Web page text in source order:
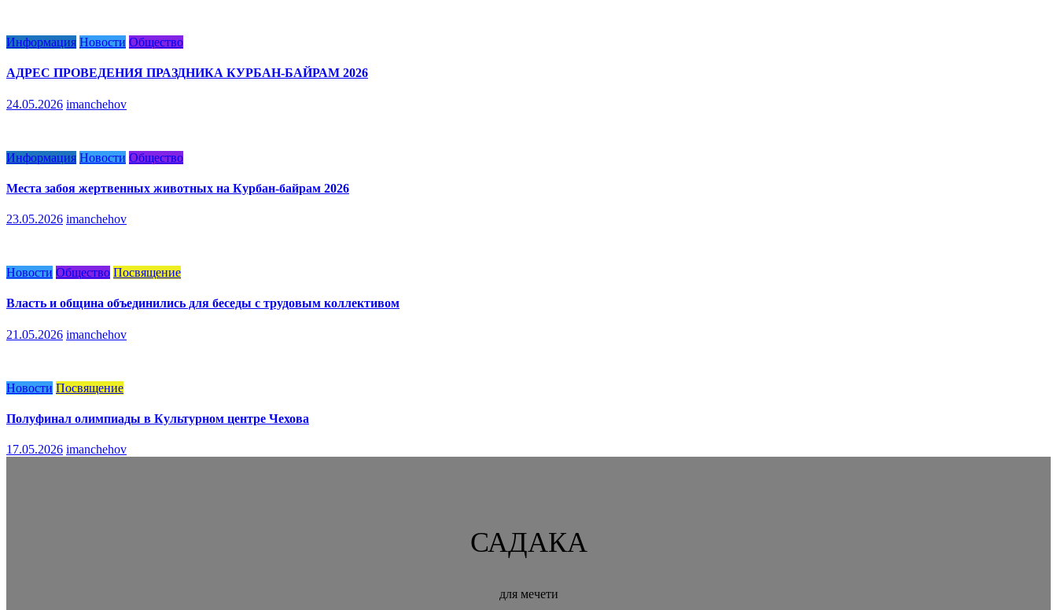
Информация Новости Общество
АДРЕС ПРОВЕДЕНИЯ ПРАЗДНИКА КУРБАН-БАЙРАМ 2026
24.05.2026 imanchehov
Информация Новости Общество
Места забоя жертвенных животных на Курбан-байрам 2026
23.05.2026 imanchehov
Новости Общество Посвящение
Власть и община объединились для беседы с трудовым коллективом
21.05.2026 imanchehov
Новости Посвящение
Полуфинал олимпиады в Культурном центре Чехова
17.05.2026 imanchehov
САДАКА
для мечети